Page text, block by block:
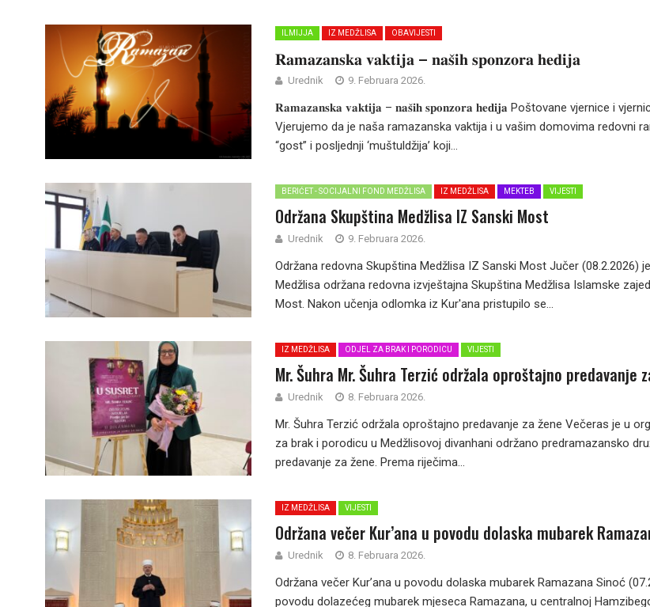
ILMIJJA IZ MEDŽLISA OBAVIJESTI
𝐑𝐚𝐦𝐚𝐳𝐚𝐧𝐬𝐤𝐚 𝐯𝐚𝐤𝐭𝐢𝐣𝐚 – 𝐧𝐚𝐬̌𝐢𝐡 𝐬𝐩𝐨𝐧𝐳𝐨𝐫𝐚 𝐡𝐞𝐝𝐢𝐣𝐚
Urednik 9. Februara 2026.
𝐑𝐚𝐦𝐚𝐳𝐚𝐧𝐬𝐤𝐚 𝐯𝐚𝐤𝐭𝐢𝐣𝐚 – 𝐧𝐚𝐬̌𝐢𝐡 𝐬𝐩𝐨𝐧𝐳𝐨𝐫𝐚 𝐡𝐞𝐝𝐢𝐣𝐚 Poštovane vjernice i
Vjerujemo da je naša ramazanska vaktija i u vašim domovima redovni
“gost” i posljednji ‘muštuldžija’ koji...
BERIĆET - SOCIJALNI FOND MEDŽLISA IZ MEDŽLISA MEKTEB VIJESTI
Održana Skupština Medžlisa IZ Sanski Most
Urednik 9. Februara 2026.
Održana redovna Skupština Medžlisa IZ Sanski Most Jučer (08.2.2026)
Medžlisa održana redovna izvještajna Skupština Medžlisa Islamske
Most. Nakon učenja odlomka iz Kur'ana pristupilo se...
IZ MEDŽLISA ODJEL ZA BRAK I PORODICU VIJESTI
Mr. Šuhra Mr. Šuhra Terzić održala oproštajno predavanje
Urednik 8. Februara 2026.
Mr. Šuhra Terzić održala oproštajno predavanje za žene Večeras je u
za brak i porodicu u Medžlisovoj divanhani održano predramazansko
predavanje za žene. Prema riječima...
IZ MEDŽLISA VIJESTI
Održana večer Kur’ana u povodu dolaska mubarek
Urednik 8. Februara 2026.
Održana večer Kur’ana u povodu dolaska mubarek Ramazana Sinoć
povodu dolazećeg mubarek mjeseca Ramazana, u centralnoj